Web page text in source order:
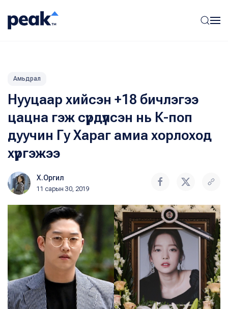
Амьдрал
Нууцаар хийсэн +18 бичлэгээ
цацна гэж сүрдүүлсэн нь К-поп
дуучин Гу Хараг амиа хорлоход
хүргэжээ
Х.Оргил
11 сарын 30, 2019